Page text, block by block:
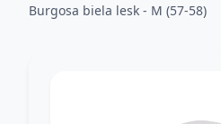
Burgosa biela lesk - M (57-58)